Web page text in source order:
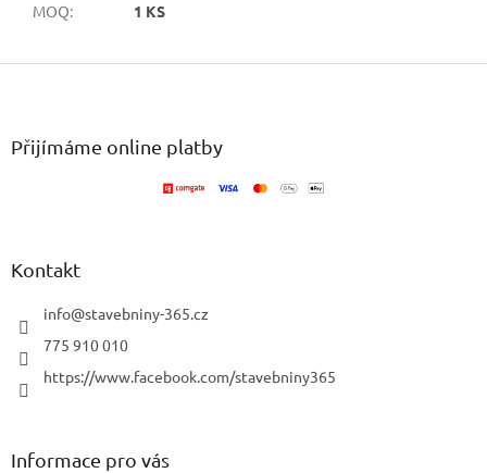
MOQ: 1 KS
Přijímáme online platby
Kontakt
info@stavebniny-365.cz
775 910 010
https://www.facebook.com/stavebniny365
Informace pro vás